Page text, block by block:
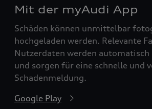
Mit der myAudi App
Schäden können unmittelbar
hochgeladen werden. Relevante
Nutzerdaten werden
und sorgen für eine schnelle und
Schadenmeldung.
Google Play